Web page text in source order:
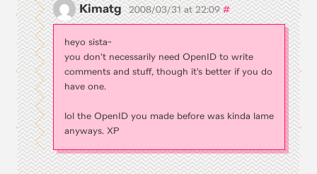
Kimatg 2008/03/31 at 22:09#
heyo sista~
you don't necessarily need OpenID to write
comments and stuff, though it's better if you do
have one.
lol the OpenID you made before was kinda lame
anyways. XP